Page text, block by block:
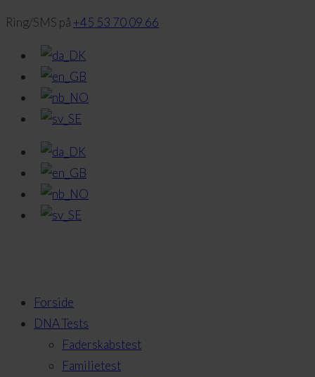
Ring/SMS på+45 53 70 09 66
Forside
DNA Tests
Faderskabstest
Familietest